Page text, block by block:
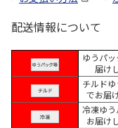
配送情報について
ゆうパ
届け
チルド
でお届
冷凍ゆ
お届け